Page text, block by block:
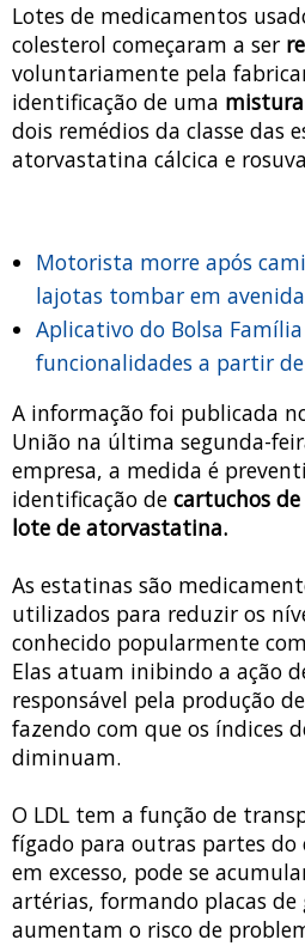
Lotes de medicamentos
colesterol começaram a ser
voluntariamente pela
identificação de uma
dois remédios da classe das
atorvastatina cálcica e
Motorista morre após
lajotas tombar em
Aplicativo do Bolsa
funcionalidades a partir
A informação foi publicada
União na última segunda-
empresa, a medida é
identificação de cartuchos
lote de atorvastatina.
As estatinas são
utilizados para reduzir os
conhecido popularmente
Elas atuam inibindo a ação
responsável pela produção
fazendo com que os índices
diminuam.
O LDL tem a função de
fígado para outras partes do
em excesso, pode se
artérias, formando placas de
aumentam o risco de